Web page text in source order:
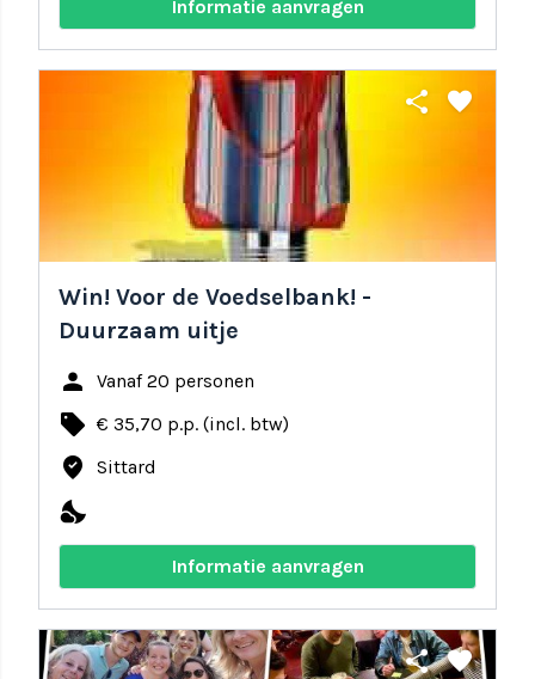
Informatie aanvragen
share favorite
Win! Voor de Voedselbank! -
Duurzaam uitje
person Vanaf 20 personen
local_offer € 35,70 p.p. (incl. btw)
where_to_vote Sittard
nights_stay
Informatie aanvragen
share favorite